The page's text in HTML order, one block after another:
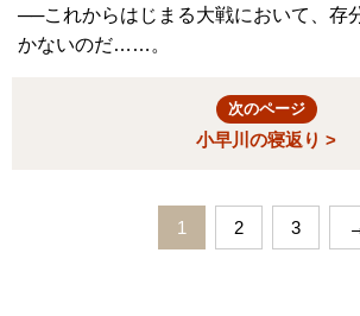
──これからはじまる大戦において、存
かないのだ……。
次のページ
小早川の寝返り >
1 2 3